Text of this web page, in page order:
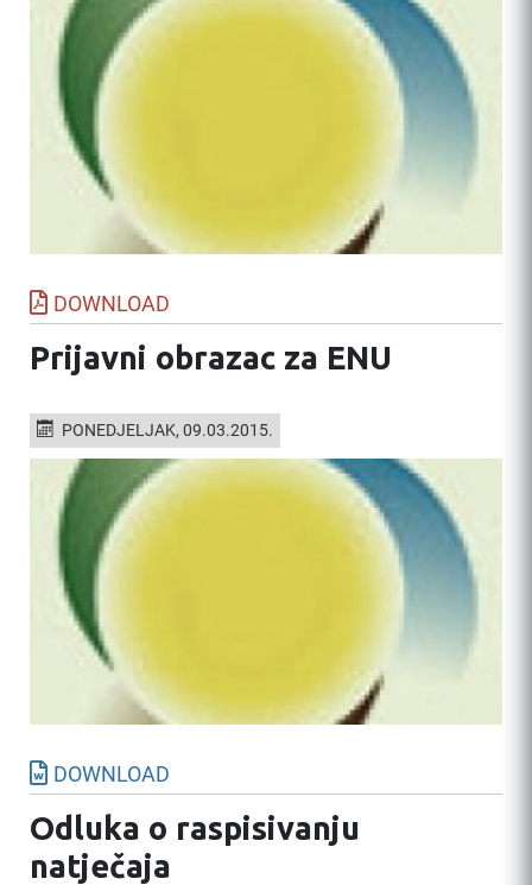
DOWNLOAD
Prijavni obrazac za ENU
PONEDJELJAK, 09.03.2015.
DOWNLOAD
Odluka o raspisivanju
natječaja